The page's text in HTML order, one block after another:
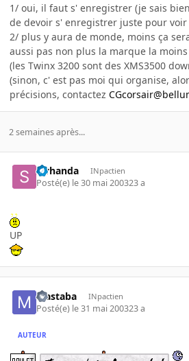
1/ oui, il faut s' enregistrer (je sais
de devoir s' enregistrer juste pour
2/ plus y aura de monde, moins ça
aussi pas non plus la marque la moins
(les Twinx 3200 sont des XMS3500
(sinon, c' est pas moi qui organise,
précisions, contactez
2 semaines après...
swhanda INpactien
Posté(e) le 30 mai 200323 a
UP
Mastaba INpactien
Posté(e) le 31 mai 200323 a
AUTEUR